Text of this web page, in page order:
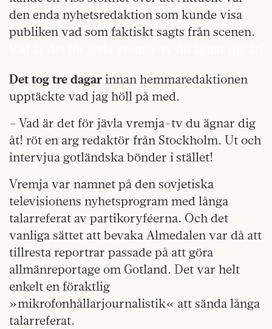
den enda nyhetsredaktion som kunde visa
publiken vad som faktiskt sagts från scenen.
Det tog tre dagar innan hemmaredaktionen
upptäckte vad jag höll på med.
– Vad är det för jävla vremja-tv du ägnar dig
åt! röt en arg redaktör från Stockholm. Ut och
intervjua gotländska bönder i stället!
Vremja var namnet på den sovjetiska
televisionens nyhetsprogram med långa
talarreferat av partikoryféerna. Och det
vanliga sättet att bevaka Almedalen var då att
tillresta reportrar passade på att göra
allmänreportage om Gotland. Det var helt
enkelt en föraktlig
»mikrofonhållarjournalistik« att sända långa
talarreferat.